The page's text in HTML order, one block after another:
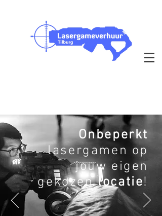
Onbeperkt
lasergamen op
jouw eigen
gekozenlocatie!